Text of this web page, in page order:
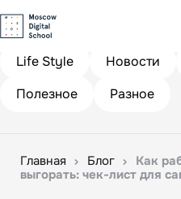
Life Style
Новости
Полезное
Разное
Главная Блог
Как
выгорать: чек-лист для